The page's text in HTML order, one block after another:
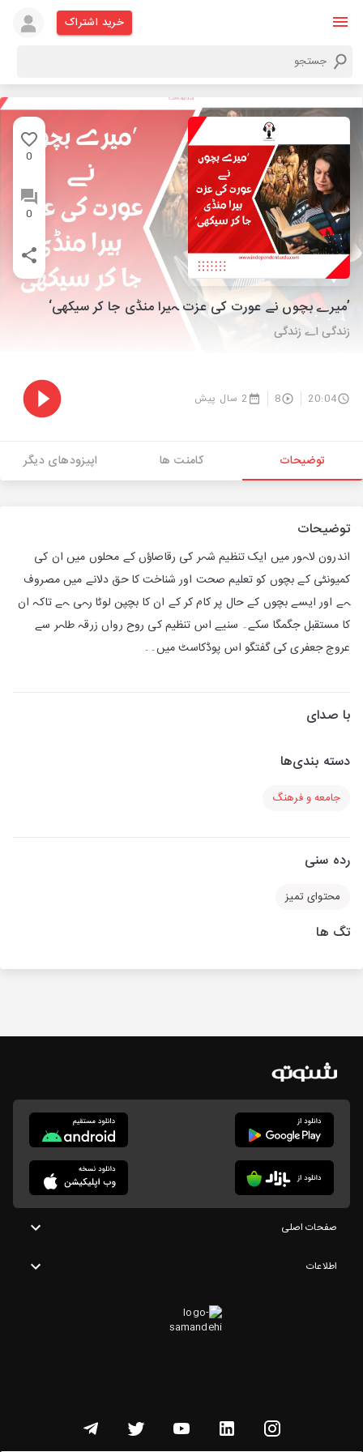
خرید اشتراک
0
0
’میرے بچوں نے عورت کی عزت ہیرا منڈی جا کر سیکھی‘
زندگی اے زندگی
20:04
8 2 سال پیش
توضیحات کامنت ها اپیزودهای دیگر
توضیحات
اندرون لاہور میں ایک تنظیم شہر کی رقاصاؤں کے محلوں میں ان کی
کمیونٹی کے بچوں کو تعلیم صحت اور شناخت کا حق دلانے میں مصروف
ہے اور ایسے بچوں کے حال پر کام کر کے ان کا بچپن لوٹا رہی ہے تاکہ ان
کا مستقبل جگمگا سکے۔ سنیے اس تنظیم کی روح رواں زرقہ طاہر سے
عروج جعفری کی گفتگو اس پوڈکاسٹ میں۔۔
با صدای
دسته بندی‌ها
جامعه و فرهنگ
رده سنی
محتوای تمیز
تگ ها
صفحات اصلی
اطلاعات